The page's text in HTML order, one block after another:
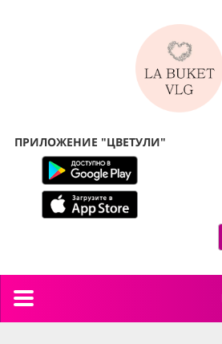
ПРИЛОЖЕНИЕ "ЦВЕТУЛИ"
Toggle